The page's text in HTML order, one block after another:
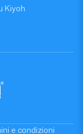
Kiyoh
e condizioni